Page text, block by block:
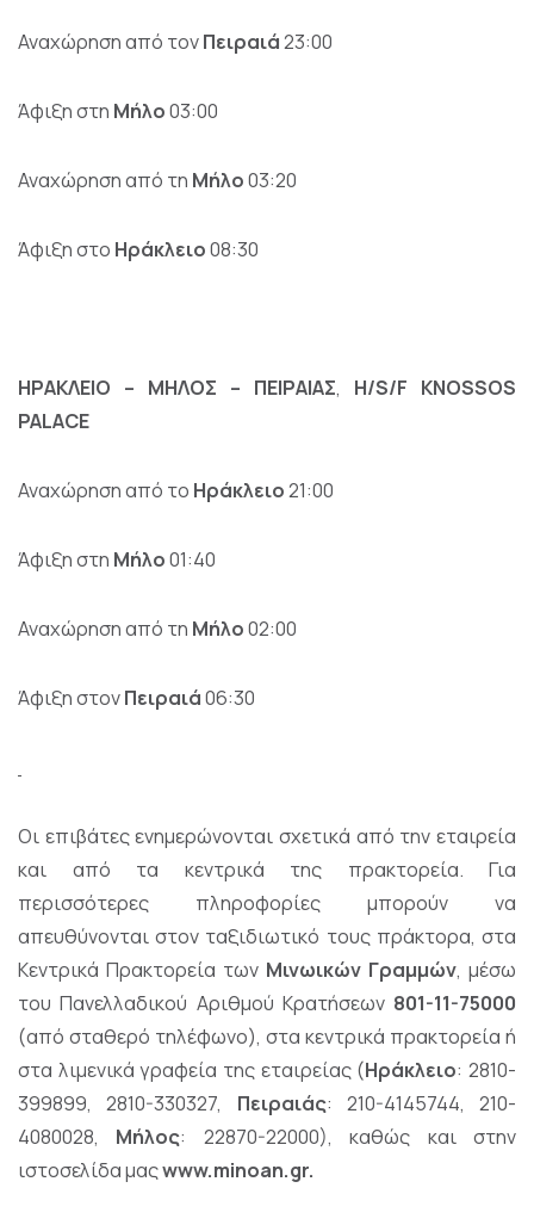
Αναχώρηση από τονΠειραιά23:00
Άφιξη στη Μήλο03:00
Αναχώρηση από τη Μήλο03:20
Άφιξη στο Ηράκλειο08:30
ΗΡΑΚΛΕΙΟ – ΜΗΛΟΣ – ΠΕΙΡΑΙΑΣ, H/S/F KNOSSOS
PALACE
Αναχώρηση από το Ηράκλειο21:00
Άφιξη στη Μήλο01:40
Αναχώρηση από τη Μήλο02:00
Άφιξη στονΠειραιά06:30
Οι επιβάτες ενημερώνονται σχετικά από την εταιρεία
και από τα κεντρικά της πρακτορεία. Για
περισσότερες πληροφορίες μπορούν να
απευθύνονται στον ταξιδιωτικό τους πράκτορα, στα
Κεντρικά Πρακτορεία των Μινωικών Γραμμών, μέσω
του Πανελλαδικού Αριθμού Κρατήσεων 801-11-75000
(από σταθερό τηλέφωνο), στα κεντρικά πρακτορεία ή
στα λιμενικά γραφεία της εταιρείας (Ηράκλειο: 2810-
399899, 2810-330327, Πειραιάς: 210-4145744, 210-
4080028, Μήλος: 22870-22000), καθώς και στην
ιστοσελίδα μαςwww.minoan.gr.